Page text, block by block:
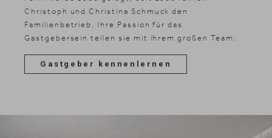
Christoph und Christina Schmuck den
Familienbetrieb. Ihre Passion für das
Gastgebersein teilen sie mit ihrem großen Team.
Gastgeber kennenlernen